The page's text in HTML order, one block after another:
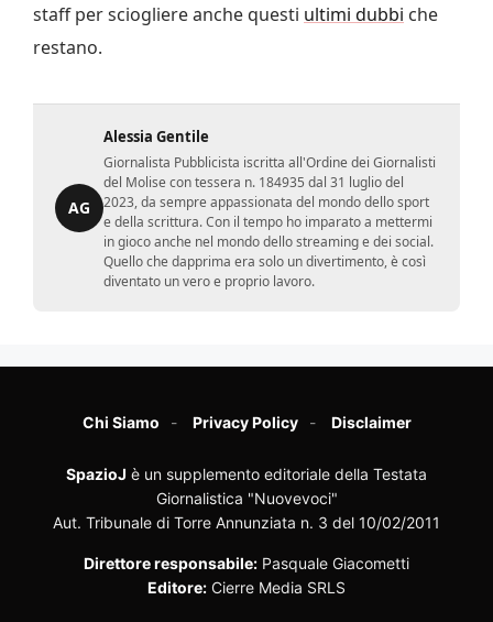
staff per sciogliere anche questi ultimi dubbi che
restano.
AG
Alessia Gentile
Giornalista Pubblicista iscritta all'Ordine dei Giornalisti
del Molise con tessera n. 184935 dal 31 luglio del
2023, da sempre appassionata del mondo dello sport
e della scrittura. Con il tempo ho imparato a mettermi
in gioco anche nel mondo dello streaming e dei social.
Quello che dapprima era solo un divertimento, è così
diventato un vero e proprio lavoro.
Chi Siamo Privacy Policy Disclaimer
SpazioJ è un supplemento editoriale della Testata
Giornalistica "Nuovevoci"
Aut. Tribunale di Torre Annunziata n. 3 del 10/02/2011
Direttore responsabile: Pasquale Giacometti
Editore: Cierre Media SRLS